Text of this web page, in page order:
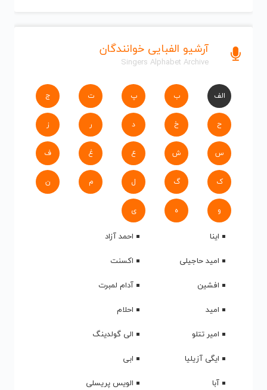
آرشیو الفبایی خوانندگان
Singers Alphabet Archive
الف ب پ ت ج
ح خ د ر ز
س ش ع غ ف
ک گ ل م ن
و ه ی
اینا
احمد آزاد
امید حاجیلی
اکسنت
افشین
آدام لمبرت
امید
احلام
امیر تتلو
الی گولدینگ
ایگی آزیلیا
ابی
آبا
الویس پریسلی